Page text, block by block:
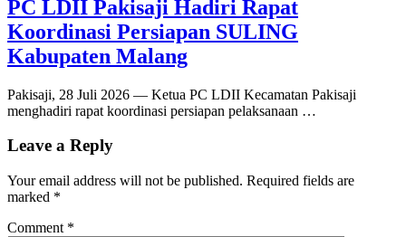
PC LDII Pakisaji Hadiri Rapat
Koordinasi Persiapan SULING
Kabupaten Malang
Pakisaji, 28 Juli 2026 — Ketua PC LDII Kecamatan Pakisaji
menghadiri rapat koordinasi persiapan pelaksanaan …
Leave a Reply
Your email address will not be published. Required fields are
marked *
Comment *